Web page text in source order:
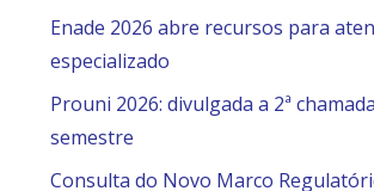
Enade 2026 abre recursos para
especializado
Prouni 2026: divulgada a 2ª
semestre
Consulta do Novo Marco